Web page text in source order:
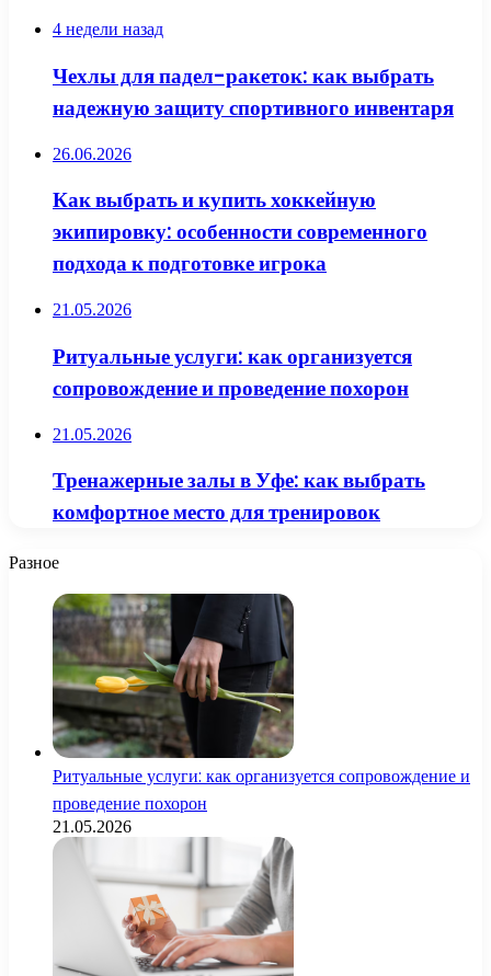
4 недели назад
Чехлы для падел-ракеток: как выбрать
надежную защиту спортивного инвентаря
26.06.2026
Как выбрать и купить хоккейную
экипировку: особенности современного
подхода к подготовке игрока
21.05.2026
Ритуальные услуги: как организуется
сопровождение и проведение похорон
21.05.2026
Тренажерные залы в Уфе: как выбрать
комфортное место для тренировок
Разное
Ритуальные услуги: как организуется сопровождение и
проведение похорон
21.05.2026